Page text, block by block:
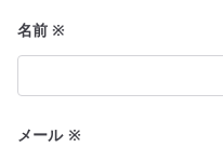
名前※
メール ※